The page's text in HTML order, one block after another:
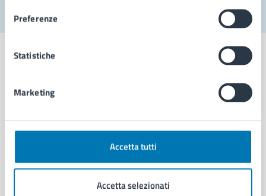
Preferenze
Statistiche
Marketing
Accetta tutti
Accetta selezionati
Comune di Napoli
AMMINISTRAZIONE
Organi di governo